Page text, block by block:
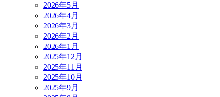
2026年5月
2026年4月
2026年3月
2026年2月
2026年1月
2025年12月
2025年11月
2025年10月
2025年9月